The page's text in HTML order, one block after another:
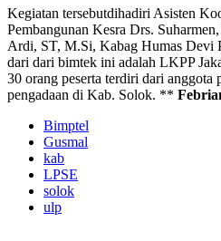
Kegiatan tersebutdihadiri Asisten
Pembangunan Kesra Drs.
Ardi, ST, M.Si, Kabag Humas Devi
dari dari bimtek ini adalah LKPP
30 orang peserta terdiri dari
pengadaan di Kab. Solok. **
Bimptel
Gusmal
kab
LPSE
solok
ulp